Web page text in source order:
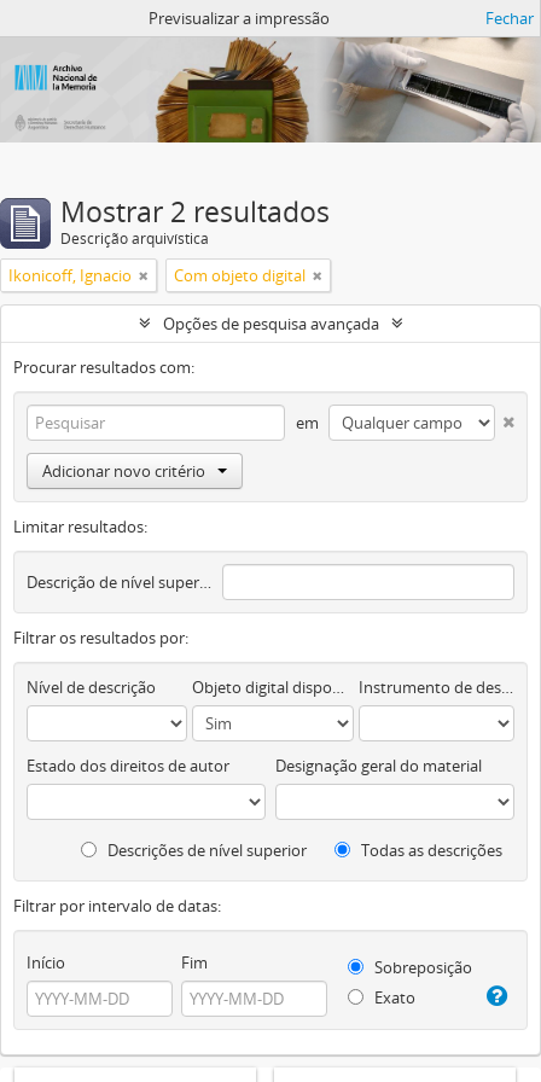
Previsualizar a impressão Fechar
Mostrar 2 resultados
Descrição arquivística
Ikonicoff, Ignacio Com objeto digital
Opções de pesquisa avançada
Procurar resultados com:
em
Adicionar novo critério
Limitar resultados:
Descrição de nível superior
Filtrar os resultados por:
Nível de descrição Objeto digital disponível Instrumento de descrição documental
Estado dos direitos de autor Designação geral do material
Descrições de nível superior Todas as descrições
Filtrar por intervalo de datas:
Início Fim
Sobreposição
Exato